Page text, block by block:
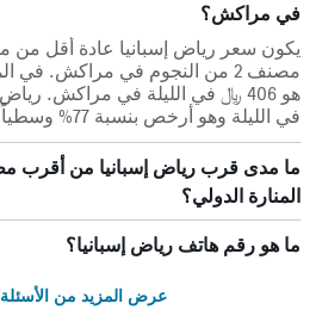
في مراكش؟
يكون سعر رياض إسبانيا عادة أقل
مصنف 2 من النجوم في مراكش. في
في الليلة وهو أرخص بنسبة 77% وسطياً في مراكش.
ما مدى قرب رياض إسبانيا من أقرب
المنارة الدولي؟
ما هو رقم هاتف رياض إسبانيا؟
عرض المزيد من الأسئلة